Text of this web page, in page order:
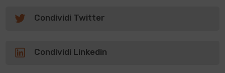
Condividi Twitter
Condividi Linkedin